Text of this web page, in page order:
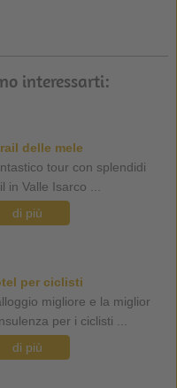
interessarti:
delle mele
tour con splendidi
in Valle Isarco ...
di più
per ciclisti
migliore e la miglior
per i ciclisti ...
di più